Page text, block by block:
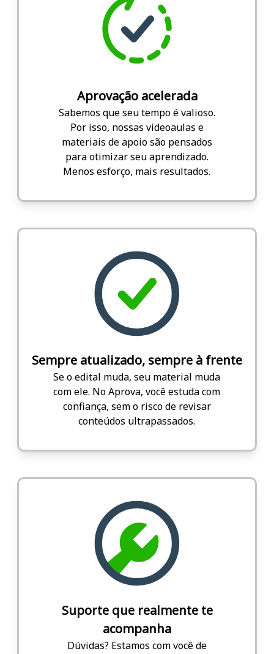
Aprovação acelerada
Sabemos que seu tempo é valioso.
Por isso, nossas videoaulas e
materiais de apoio são pensados
para otimizar seu aprendizado.
Menos esforço, mais resultados.
Sempre atualizado, sempre à frente
Se o edital muda, seu material muda
com ele. No Aprova, você estuda com
confiança, sem o risco de revisar
conteúdos ultrapassados.
Suporte que realmente te
acompanha
Dúvidas? Estamos com você de